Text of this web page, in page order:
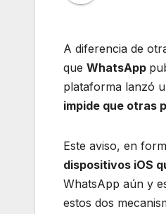
A diferencia de
que WhatsApp
plataforma lanzó
impide que otras
Este aviso, en
dispositivos iOS
WhatsApp aún y
estos dos